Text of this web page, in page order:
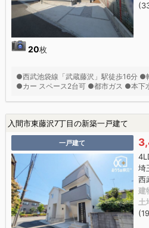
20枚
●西武池袋線「武蔵藤沢」駅徒歩16分 ●
●カー スペース2台可 ●都市ガス ●本下
入間市東藤沢7丁目の新築一戸建て
一戸建て
埼
西
建
土